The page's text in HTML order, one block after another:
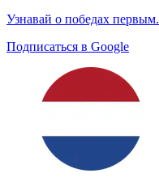
Узнавай о победах первым.
Подписаться в Google